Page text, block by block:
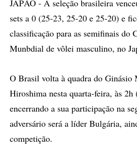
JAPÃO - A seleção brasileira
sets a 0 (25-23, 25-20 e 25-20) e
classificação para as semifinais do
Munbdial de vôlei masculino, no
O Brasil volta à quadra do Ginásio
Hiroshima nesta quarta-feira, às
encerrando a sua participação na
adversário será a líder Bulgária,
competição.